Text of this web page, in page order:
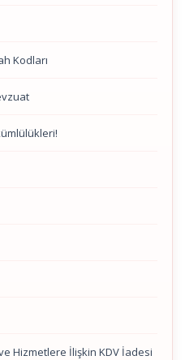
Kodları
Hizmetlere İlişkin KDV İadesi